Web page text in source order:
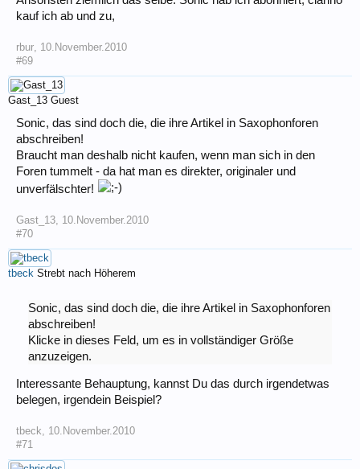
kauf ich ab und zu,
rbur, 10.November.2010
#69
Gast_13 Guest
Sonic, das sind doch die, die ihre Artikel in Saxophonforen
abschreiben!
Braucht man deshalb nicht kaufen, wenn man sich in den
Foren tummelt - da hat man es direkter, originaler und
unverfälschter!
Gast_13, 10.November.2010
#70
tbeck Strebt nach Höherem
Sonic, das sind doch die, die ihre Artikel in Saxophonforen
abschreiben!
Klicke in dieses Feld, um es in vollständiger Größe
anzuzeigen.
Interessante Behauptung, kannst Du das durch irgendetwas
belegen, irgendein Beispiel?
tbeck, 10.November.2010
#71